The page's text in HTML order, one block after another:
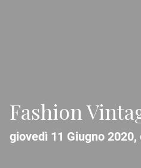
Fashion
giovedì 11 Giugno 2020,